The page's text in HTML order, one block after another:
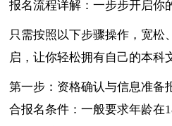
报名流程详解：一步步开启你
只需按照以下步骤操作，宽松
启，让你轻松拥有自己的本科
第一步：资格确认与信息准备
合报名条件：一般要求年龄在